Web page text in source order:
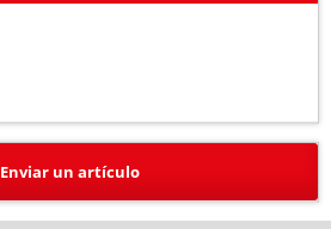
Enviar un artículo